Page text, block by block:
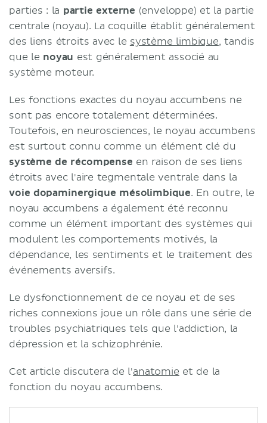
parties : la partie externe (enveloppe) et la partie
centrale (noyau). La coquille établit généralement
des liens étroits avec le système limbique, tandis
que le noyau est généralement associé au
système moteur.
Les fonctions exactes du noyau accumbens ne
sont pas encore totalement déterminées.
Toutefois, en neurosciences, le noyau accumbens
est surtout connu comme un élément clé du
système de récompense en raison de ses liens
étroits avec l'aire tegmentale ventrale dans la
voie dopaminergique mésolimbique. En outre, le
noyau accumbens a également été reconnu
comme un élément important des systèmes qui
modulent les comportements motivés, la
dépendance, les sentiments et le traitement des
événements aversifs.
Le dysfonctionnement de ce noyau et de ses
riches connexions joue un rôle dans une série de
troubles psychiatriques tels que l'addiction, la
dépression et la schizophrénie.
Cet article discutera de l'anatomie et de la
fonction du noyau accumbens.